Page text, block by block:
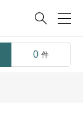

0 件